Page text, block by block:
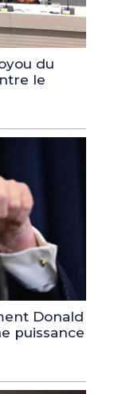
du
le
Donald
puissance